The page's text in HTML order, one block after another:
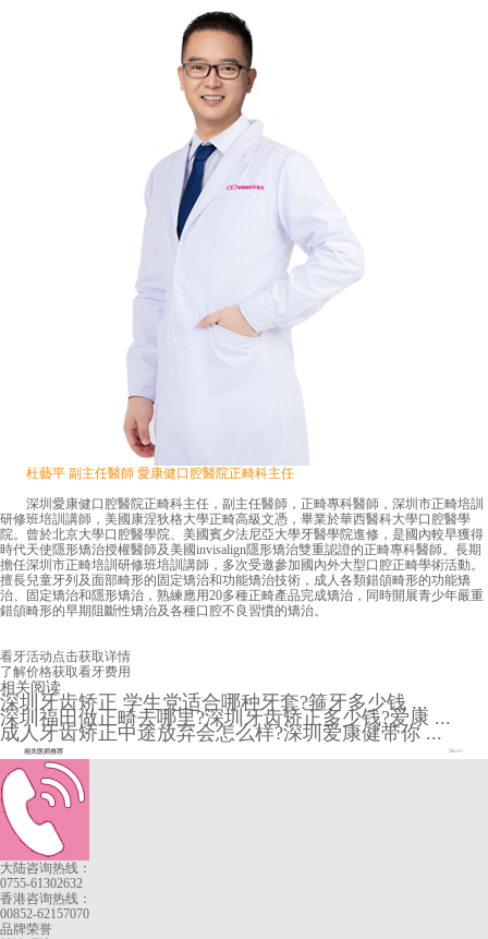
杜藝平 副主任醫師 愛康健口腔醫院正畸科主任
深圳愛康健口腔醫院正畸科主任，副主任醫師，正畸專科醫師，深圳市正畸培訓
研修班培訓講師，美國康涅狄格大學正畸高級文憑，畢業於華西醫科大學口腔醫學
院。曾於北京大學口腔醫學院、美國賓夕法尼亞大學牙醫學院進修，是國內較早獲得
時代天使隱形矯治授權醫師及美國invisalign隱形矯治雙重認證的正畸專科醫師。長期
擔任深圳市正畸培訓研修班培訓講師，多次受邀參加國內外大型口腔正畸學術活動。
擅長兒童牙列及面部畸形的固定矯治和功能矯治技術，成人各類錯頜畸形的功能矯
治、固定矯治和隱形矯治，熟練應用20多種正畸產品完成矯治，同時開展青少年嚴重
錯頜畸形的早期阻斷性矯治及各種口腔不良習慣的矯治。
看牙活动点击获取详情
了解价格获取看牙费用
相关阅读
深圳牙齿矫正 学生党适合哪种牙套?箍牙多少钱 ...
深圳福田做正畸去哪里?深圳牙齿矫正多少钱?爱康 ...
成人牙齿矫正中途放弃会怎么样?深圳爱康健带你 ...
相关医师推荐 More+
大陆咨询热线：
0755-61302632
香港咨询热线：
00852-62157070
品牌荣誉